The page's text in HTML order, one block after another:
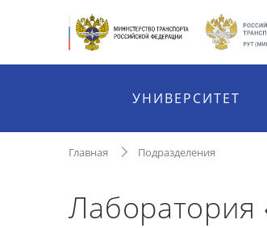
УНИВЕРСИТЕТ
Главная Подразделения